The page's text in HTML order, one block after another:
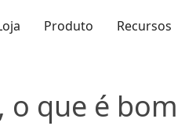
Produto Recursos
o que é